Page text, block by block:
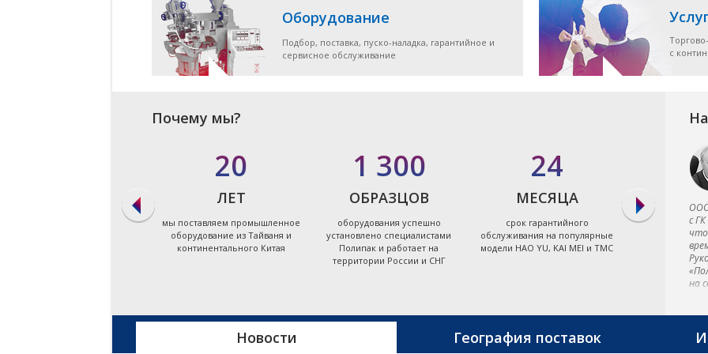
Оборудование
Подбор, поставка, пуско-наладка, гарантийное и
сервисное обслуживание
с
Почему мы?
мы даём ответ на запрос по
20
ЛЕТ
мы поставляем промышленное
оборудование из Тайваня и
континентального Китая
1 300
ОБРАЗЦОВ
оборудования успешно
установлено специалистами
Полипак и работает на
территории России и СНГ
24
МЕСЯЦА
срок гарантийного
обслуживания на популярные
модели HAO YU, KAI MEI и TMC
с
на
Новости География поставок